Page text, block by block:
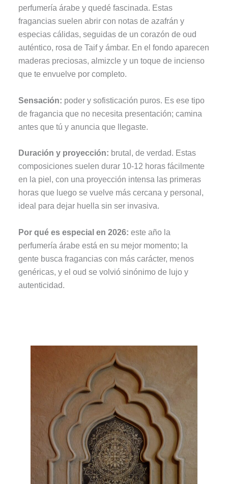
perfumería árabe y quedé fascinada. Estas
fragancias suelen abrir con notas de azafrán y
especias cálidas, seguidas de un corazón de oud
auténtico, rosa de Taif y ámbar. En el fondo aparecen
maderas preciosas, almizcle y un toque de incienso
que te envuelve por completo.
Sensación: poder y sofisticación puros. Es ese tipo
de fragancia que no necesita presentación; camina
antes que tú y anuncia que llegaste.
Duración y proyección: brutal, de verdad. Estas
composiciones suelen durar 10-12 horas fácilmente
en la piel, con una proyección intensa las primeras
horas que luego se vuelve más cercana y personal,
ideal para dejar huella sin ser invasiva.
Por qué es especial en 2026: este año la
perfumería árabe está en su mejor momento; la
gente busca fragancias con más carácter, menos
genéricas, y el oud se volvió sinónimo de lujo y
autenticidad.